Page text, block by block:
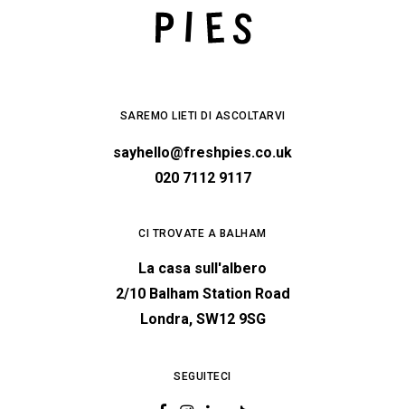
SAREMO LIETI DI ASCOLTARVI
sayhello@freshpies.co.uk
020 7112 9117
CI TROVATE A BALHAM
La casa sull'albero
2/10 Balham Station Road
Londra, SW12 9SG
SEGUITECI